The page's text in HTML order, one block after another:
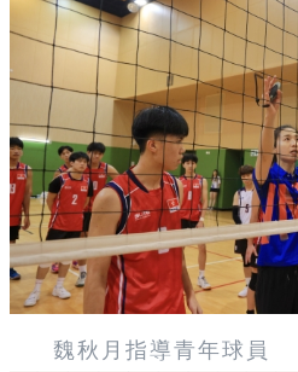
魏秋月指導青年球員